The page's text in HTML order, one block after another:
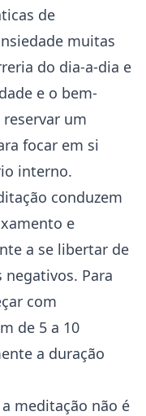
de
muitas
do dia-a-dia e
e o bem-
um
focar em si
interno.
conduzem
e
a se libertar de
Para
com
de 5 a 10
a duração
a meditação não é